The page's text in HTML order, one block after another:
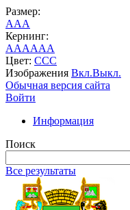
Размер:
AAA
Кернинг:
AAAAAA
Цвет: CCC
Изображения Вкл.Выкл.
Обычная версия сайта
Войти
Информация
Поиск
Все результаты